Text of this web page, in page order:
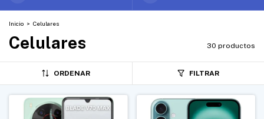
Inicio > Celulares
Celulares 30 productos
ORDENAR FILTRAR